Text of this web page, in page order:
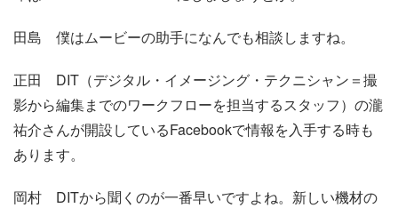
田島 僕はムービーの助手になんでも相談しますね。
正田 DIT（デジタル・イメージング・テクニシャン＝撮
影から編集までのワークフローを担当するスタッフ）の瀧
祐介さんが開設しているFacebookで情報を入手する時も
あります。
岡村 DITから聞くのが一番早いですよね。新しい機材の